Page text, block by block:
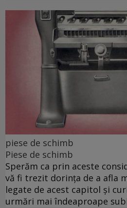
piese de schimb
Piese de schimb
Sperăm ca prin aceste
vă fi trezit dorința de a afla
legate de acest capitol și
urmări mai îndeaproape